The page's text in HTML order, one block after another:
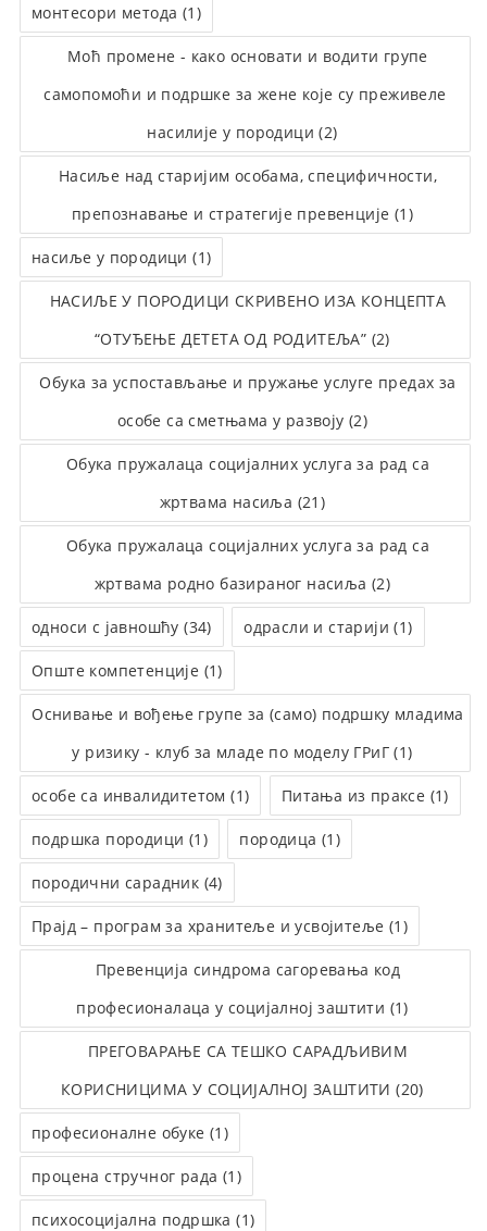
монтесори метода (1)
Моћ промене - како основати и водити групе
самопомоћи и подршке за жене које су преживеле
насилије у породици (2)
Насиље над старијим особама, специфичности,
препознавање и стратегије превенције (1)
насиље у породици (1)
НАСИЉЕ У ПОРОДИЦИ СКРИВЕНО ИЗА КОНЦЕПТА
“ОТУЂЕЊЕ ДЕТЕТА ОД РОДИТЕЉА” (2)
Обука за успостављање и пружање услуге предах за
особе са сметњама у развоју (2)
Обука пружалаца социјалних услуга за рад са
жртвама насиља (21)
Обука пружалаца социјалних услуга за рад са
жртвама родно базираног насиља (2)
односи с јавношћу (34) одрасли и старији (1)
Опште компетенције (1)
Оснивање и вођење групе за (само) подршку младима
у ризику - клуб за младе по моделу ГРиГ (1)
особе са инвалидитетом (1) Питања из праксе (1)
подршка породици (1) породица (1)
породични сарадник (4)
Прајд – програм за хранитеље и усвојитеље (1)
Превенција синдрома сагоревања код
професионалаца у социјалној заштити (1)
ПРЕГОВАРАЊЕ СА ТЕШКО САРАДЉИВИМ
КОРИСНИЦИМА У СОЦИЈАЛНОЈ ЗАШТИТИ (20)
професионалне обуке (1)
процена стручног рада (1)
психосоцијална подршка (1)